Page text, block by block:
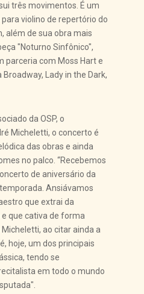
três movimentos. É um
violino de repertório do
além de sua obra mais
"Noturno Sinfônico",
parceria com Moss Hart e
Lady in the Dark,
da OSP, o
Micheletti, o concerto é
das obras e ainda
no palco. “Recebemos
de aniversário da
Ansiávamos
que extrai da
que cativa de forma
ao citar ainda a
hoje, um dos principais
tendo se
em todo o mundo